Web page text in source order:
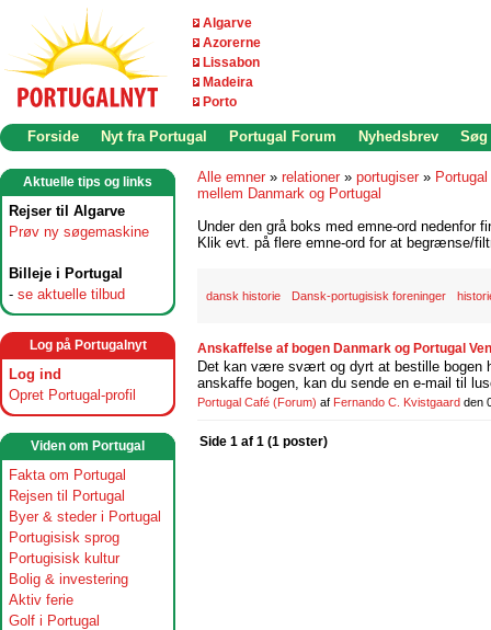
Algarve
Azorerne
Lissabon
Madeira
Porto
Forside Nyt fra Portugal Portugal Forum Nyhedsbrev Søg
Aktuelle tips og links
Rejser til Algarve
Prøv ny søgemaskine
Billeje i Portugal
- se aktuelle tilbud
Log på Portugalnyt
Log ind
Opret Portugal-profil
Viden om Portugal
Fakta om Portugal
Rejsen til Portugal
Byer & steder i Portugal
Portugisisk sprog
Portugisisk kultur
Bolig & investering
Aktiv ferie
Golf i Portugal
Alle emner » relationer » portugiser » Portugal
mellem Danmark og Portugal
Under den grå boks med emne-ord nedenfor
Klik evt. på flere emne-ord for at begrænse/
dansk historie Dansk-portugisisk foreninger
Anskaffelse af bogen Danmark og Portugal
Det kan være svært og dyrt at bestille bogen
anskaffe bogen, kan du sende en e-mail til
Portugal Café (Forum) af Fernando C. Kvistgaard den
Side 1 af 1 (1 poster)